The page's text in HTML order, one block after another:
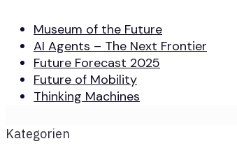
Museum of the Future
AI Agents – The Next Frontier
Future Forecast 2025
Future of Mobility
Thinking Machines
Kategorien